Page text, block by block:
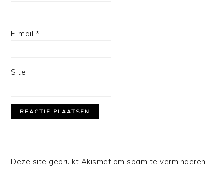
E-mail *
Site
Deze site gebruikt Akismet om spam te verminderen.